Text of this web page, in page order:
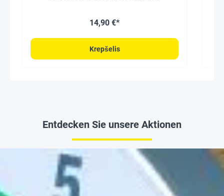
14,90 €*
Krepšelis
Entdecken Sie unsere Aktionen